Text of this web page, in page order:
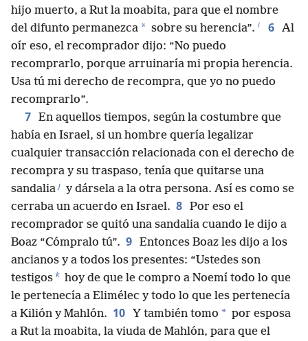
hijo muerto, a Rut la moabita, para que el nombre
del difunto permanezca * sobre su herencia”. i 6 Al
oír eso, el recomprador dijo: “No puedo
recomprarlo, porque arruinaría mi propia herencia.
Usa tú mi derecho de recompra, que yo no puedo
recomprarlo”.
7 En aquellos tiempos, según la costumbre que
había en Israel, si un hombre quería legalizar
cualquier transacción relacionada con el derecho de
recompra y su traspaso, tenía que quitarse una
sandalia j y dársela a la otra persona. Así es como se
cerraba un acuerdo en Israel. 8 Por eso el
recomprador se quitó una sandalia cuando le dijo a
Boaz “Cómpralo tú”. 9 Entonces Boaz les dijo a los
ancianos y a todos los presentes: “Ustedes son
testigos k hoy de que le compro a Noemí todo lo que
le pertenecía a Elimélec y todo lo que les pertenecía
a Kilión y Mahlón. 10 Y también tomo * por esposa
a Rut la moabita, la viuda de Mahlón, para que el